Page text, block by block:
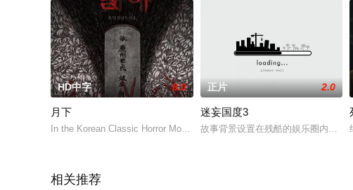
HD中字 8.0
月下
In the Korean Classic Horror Movie, A Public Cemetery of Wolha 1967,
正片 2.0
迷妄国度3
故事背景设置在残酷的娱乐圈内，这
相关推荐